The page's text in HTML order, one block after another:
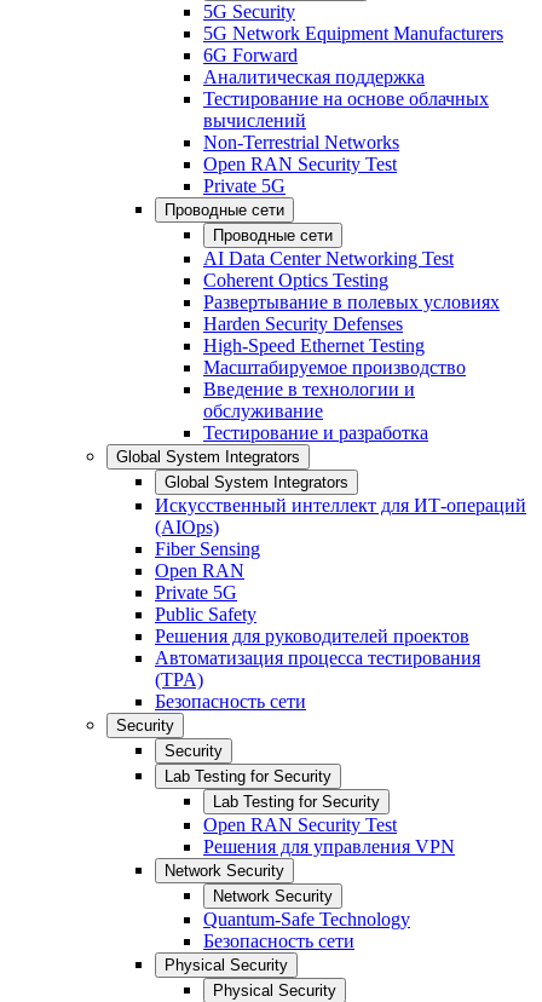
5G Security
5G Network Equipment Manufacturers
6G Forward
Аналитическая поддержка
Тестирование на основе облачных
вычислений
Non-Terrestrial Networks
Open RAN Security Test
Private 5G
Проводные сети
Проводные сети
AI Data Center Networking Test
Coherent Optics Testing
Развертывание в полевых условиях
Harden Security Defenses
High-Speed Ethernet Testing
Масштабируемое производство
Введение в технологии и
обслуживание
Тестирование и разработка
Global System Integrators
Global System Integrators
Искусственный интеллект для ИТ-операций
(AIOps)
Fiber Sensing
Open RAN
Private 5G
Public Safety
Решения для руководителей проектов
Автоматизация процесса тестирования
(TPA)
Безопасность сети
Security
Security
Lab Testing for Security
Lab Testing for Security
Open RAN Security Test
Решения для управления VPN
Network Security
Network Security
Quantum-Safe Technology
Безопасность сети
Physical Security
Physical Security